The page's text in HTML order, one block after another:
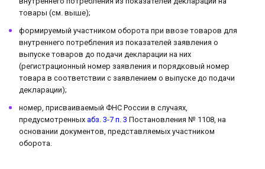
товары (см. выше);
формируемый участником оборота при ввозе товаров для
внутреннего потребления из показателей заявления о
выпуске товаров до подачи декларации на них
(регистрационный номер заявления и порядковый номер
товара в соответствии с заявлением о выпуске до подачи
декларации);
номер, присваиваемый ФНС России в случаях,
предусмотренных абз. 3-7 п. 3 Постановления № 1108, на
основании документов, представляемых участником
оборота.